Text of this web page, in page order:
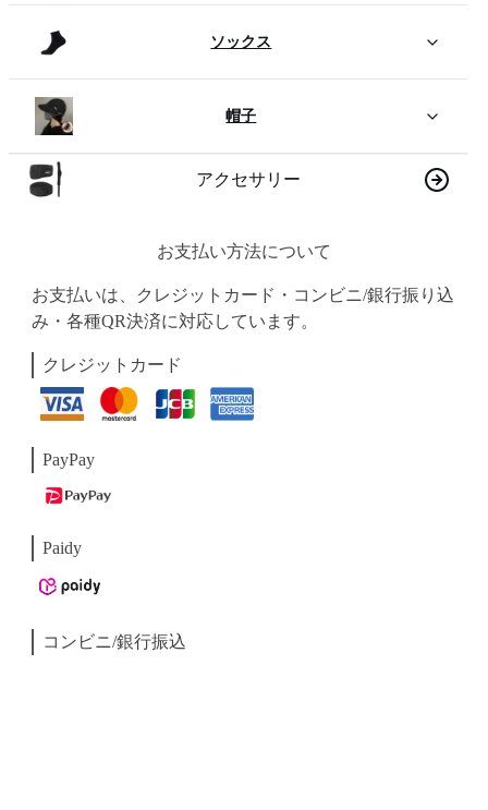
ソックス
帽子
アクセサリー
お支払い方法について
お支払いは、クレジットカード・コンビニ/銀行振り込
み・各種QR決済に対応しています。
クレジットカード
PayPay
Paidy
コンビニ/銀行振込